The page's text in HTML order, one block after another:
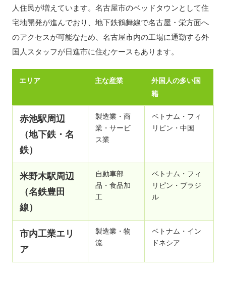
人住民が増えています。名古屋市のベッドタウンとして住
宅地開発が進んでおり、地下鉄鶴舞線で名古屋・栄方面へ
のアクセスが可能なため、名古屋市内の工場に通勤する外
国人スタッフが日進市に住むケースもあります。
エリア 主な産業
外国人の多い国
籍
赤池駅周辺
（地下鉄・名
鉄）
製造業・商
業・サービ
ス業
ベトナム・フィ
リピン・中国
米野木駅周辺
（名鉄豊田
線）
自動車部
品・食品加
工
ベトナム・フィ
リピン・ブラジ
ル
市内工業エリ
ア
製造業・物
流
ベトナム・イン
ドネシア